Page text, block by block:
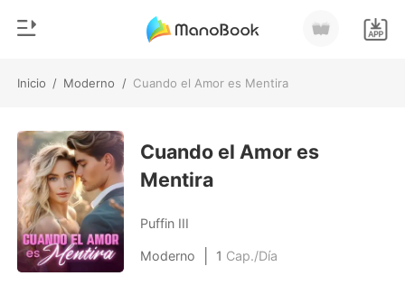
Inicio / Moderno / Cuando el Amor es Mentira
Recargar
Historia
Salir
Género
Moderno
Hombre Lobo
Cuentos
Cuando el Amor es
Mentira
Puffin III
Moderno 1 Cap./Día